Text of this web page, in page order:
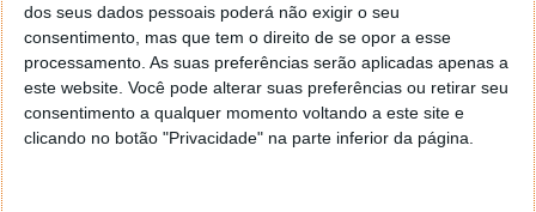
dos seus dados pessoais poderá não exigir o seu
consentimento, mas que tem o direito de se opor a esse
processamento. As suas preferências serão aplicadas apenas a
este website. Você pode alterar suas preferências ou retirar seu
consentimento a qualquer momento voltando a este site e
clicando no botão "Privacidade" na parte inferior da página.
Extensão de tomadas com 8 entradas
Brennenstuhl Super-Solid extensão de
tomadas com 8 entradas e proteção